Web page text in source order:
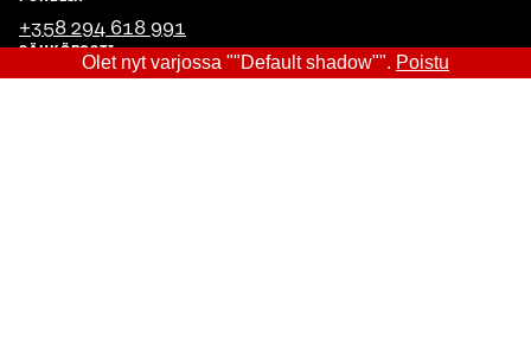
+358 294 618 991
SÄHKÖPOSTI
etunimi.sukunimi@sitra.fi
Olet nyt varjossa ""Default shadow"". Poistu